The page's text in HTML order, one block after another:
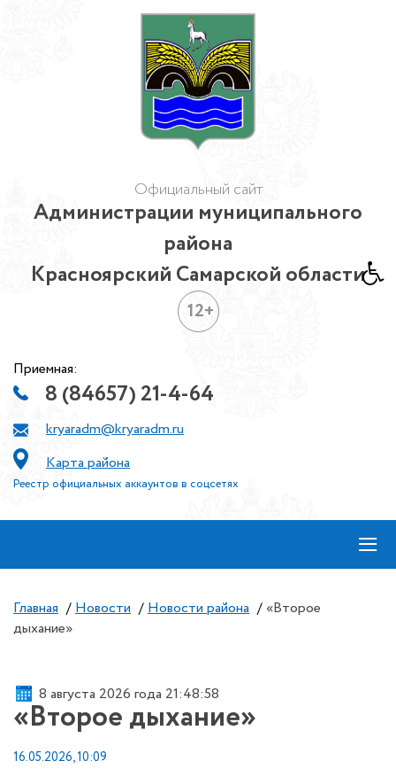
Официальный сайт
Администрации муниципального
района
Красноярский Самарской области
12+
Приемная:
8 (84657) 21-4-64
kryaradm@kryaradm.ru
Карта района
Реестр официальных аккаунтов в соцсетях
≡
Главная / Новости / Новости района / «Второе
дыхание»
8 августа 2026 года 21:48:58
«Второе дыхание»
16.05.2026, 10:09